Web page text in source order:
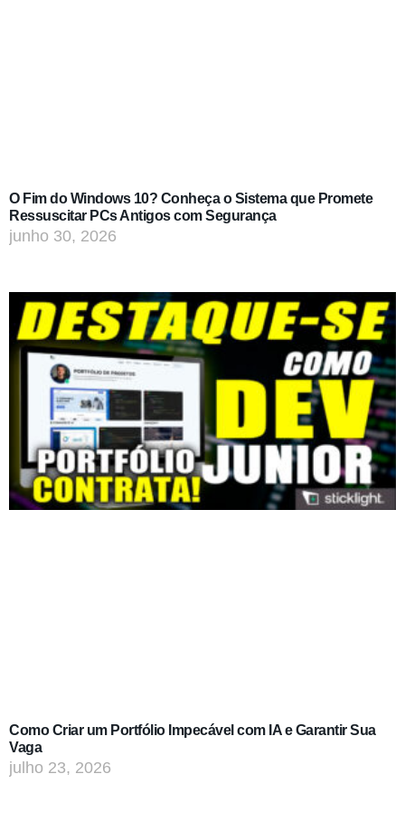
O Fim do Windows 10? Conheça o Sistema que Promete
Ressuscitar PCs Antigos com Segurança
junho 30, 2026
Como Criar um Portfólio Impecável com IA e Garantir Sua
Vaga
julho 23, 2026